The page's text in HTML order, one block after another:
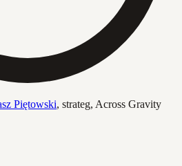
Piętowski, strateg, Across Gravity